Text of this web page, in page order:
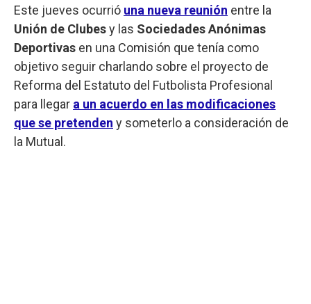
Este jueves ocurrió una nueva reunión entre la
Unión de Clubesy las Sociedades Anónimas
Deportivas en una Comisión que tenía como
objetivo seguir charlando sobre el proyecto de
Reforma del Estatuto del Futbolista Profesional
para llegar a un acuerdo en las modificaciones
que se pretenden y someterlo a consideración de
la Mutual.